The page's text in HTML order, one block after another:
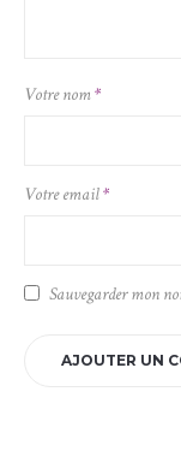
Votre nom*
Votre email*
Sauvegarder mon